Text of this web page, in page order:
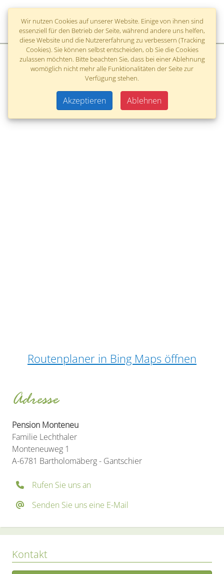
Wir nutzen Cookies auf unserer Website. Einige von ihnen sind
essenziell für den Betrieb der Seite, während andere uns helfen,
diese Website und die Nutzererfahrung zu verbessern (Tracking
Cookies). Sie können selbst entscheiden, ob Sie die Cookies
zulassen möchten. Bitte beachten Sie, dass bei einer Ablehnung
womöglich nicht mehr alle Funktionalitäten der Seite zur
Verfügung stehen.
Akzeptieren Ablehnen
Monteneu
Anreise
Routenplaner in Bing Maps öffnen
Adresse
Pension Monteneu
Familie Lechthaler
Monteneuweg 1
A-6781 Bartholomäberg - Gantschier
Rufen Sie uns an
Senden Sie uns eine E-Mail
Kontakt